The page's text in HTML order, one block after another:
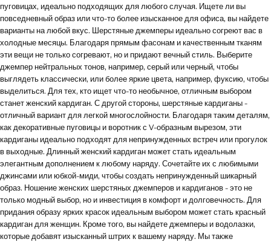
пуговицах, идеально подходящих для любого случая. Ищете ли вы
повседневный образ или что-то более изысканное для офиса, вы найдете
варианты на любой вкус. Шерстяные джемперы идеально согреют вас в
холодные месяцы. Благодаря прямым фасонам и качественным тканям
эти вещи не только согревают, но и придают вечный стиль. Выберите
джемпер нейтральных тонов, например, серый или черный, чтобы
выглядеть классически, или более яркие цвета, например, фуксию, чтобы
выделиться. Для тех, кто ищет что-то необычное, отличным выбором
станет женский кардиган. С другой стороны, шерстяные кардиганы -
отличный вариант для легкой многослойности. Благодаря таким деталям,
как декоративные пуговицы и воротник с V-образным вырезом, эти
кардиганы идеально подходят для непринужденных встреч или прогулок
в выходные. Длинный женский кардиган может стать идеальным
элегантным дополнением к любому наряду. Сочетайте их с любимыми
джинсами или юбкой-миди, чтобы создать непринужденный шикарный
образ. Ношение женских шерстяных джемперов и кардиганов - это не
только модный выбор, но и инвестиция в комфорт и долговечность. Для
придания образу ярких красок идеальным выбором может стать красный
кардиган для женщин. Кроме того, вы найдете джемперы и водолазки,
которые добавят изысканный штрих к вашему наряду. Мы также